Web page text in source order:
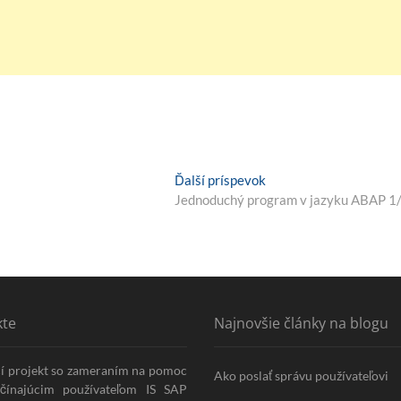
Ďalší príspevokNext
post:
Jednoduchý program v jazyku ABAP
projekt so zameraním na pomoc
používateľom IS SAP
Najnovšie články na blogu
Ako poslať správu používateľovi